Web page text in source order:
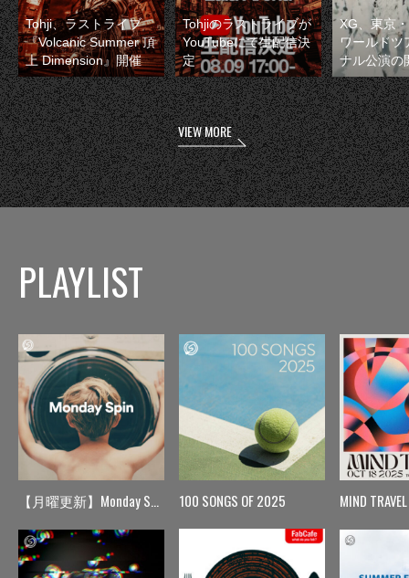
Tohji、ラストライブ
『Volcanic Summer 頂
上 Dimension』開催
Tohjiのラストライブが
YouTubeにて生配信決
定
XG、東京
ワールドツ
ナル公演の
VIEW MORE
PLAYLIST
【月曜更新】Monday Spin 100 SONGS OF 2025 MIND TRAVEL